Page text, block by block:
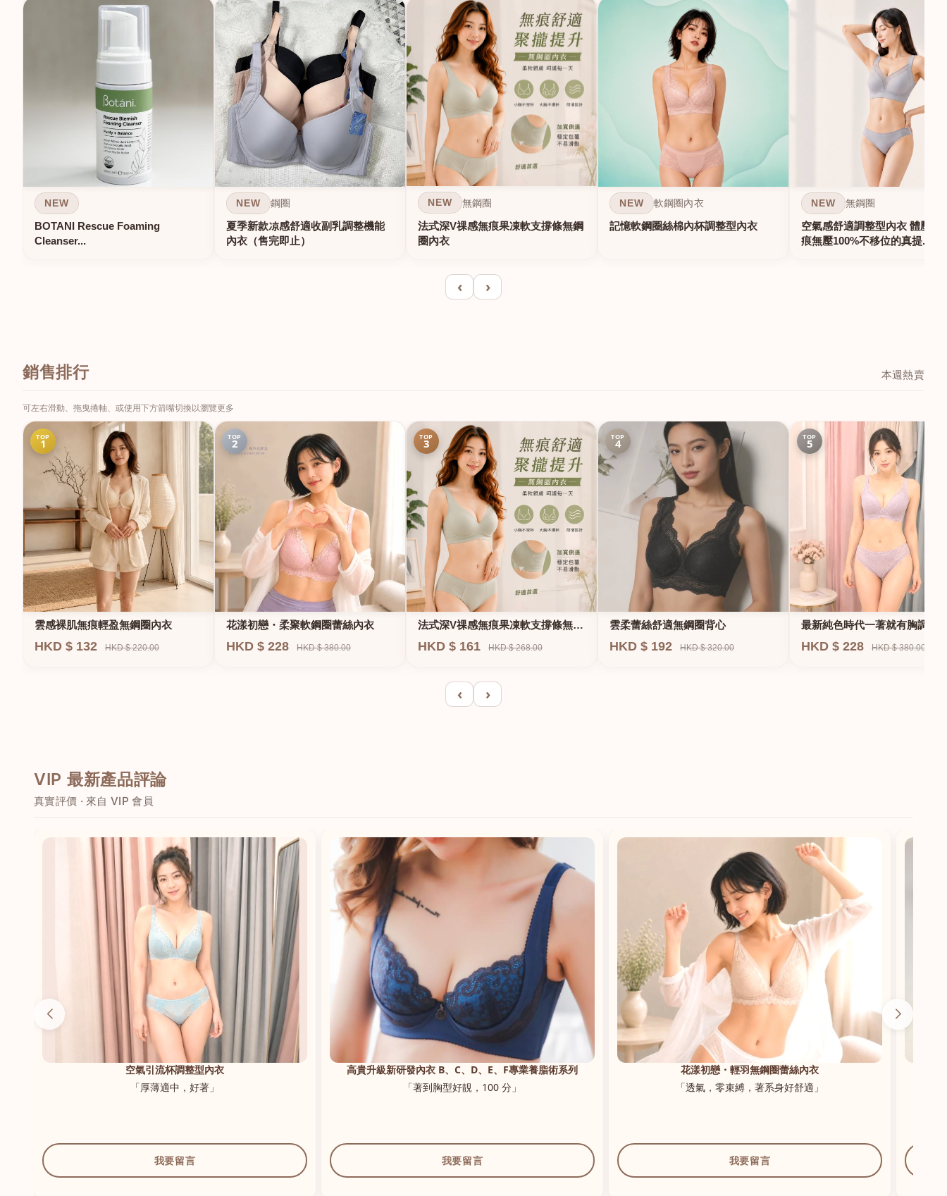
NEW
BOTANI Rescue Foaming
Cleanser...
NEW 鋼圈
夏季新款凉感舒適收副乳調整機能
內衣（售完即止）
NEW 無鋼圈
法式深V祼感無痕果凍軟支撐條無鋼
圈內衣
NEW 軟鋼圈內衣
記憶軟鋼圈絲棉內杯調整型內衣
NEW 無鋼圈
空氣感舒適調整型內衣 體壓雕
痕無壓100%不移位的真提...
‹ ›
銷售排行 本週熱賣
可左右滑動、拖曳捲軸、或使用下方箭嘴切換以瀏覽更多
TOP
1
雲感裸肌無痕輕盈無鋼圈內衣
HKD $ 132 HKD $ 220.00
TOP
2
花漾初戀・柔聚軟鋼圈蕾絲內衣
HKD $ 228 HKD $ 380.00
TOP
3
法式深V祼感無痕果凍軟支撐條無鋼
圈內衣
HKD $ 161 HKD $ 268.00
TOP
4
雲柔蕾絲舒適無鋼圈背心
HKD $ 192 HKD $ 320.00
TOP
5
最新純色時代一著就有胸調整
衣-專治小胸 蝴蝶肌位矯正型內
HKD $ 228 HKD $ 380.00
‹ ›
VIP 最新產品評論
真實評價 · 來自 VIP 會員
空氣引流杯調整型內衣
「厚薄適中，好著」
我要留言
高貴升級新研發內衣 B、C、D、E、F專業養脂術系列
「著到胸型好靚，100 分」
我要留言
花漾初戀・輕羽無鋼圈蕾絲內衣
「透氣，零束縛，著系身好舒適」
我要留言